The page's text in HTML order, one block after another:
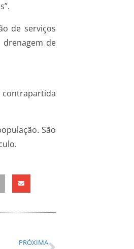
de serviços
drenagem de
contrapartida
São
PRÓXIMA